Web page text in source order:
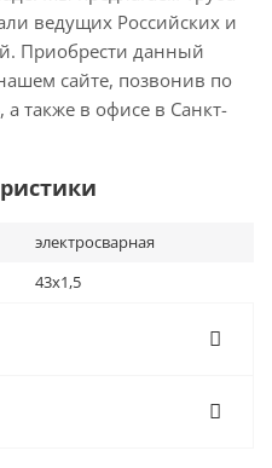
ведущих Российских и
Приобрести данный
сайте, позвонив по
также в офисе в Санкт-
электросварная
43х1,5